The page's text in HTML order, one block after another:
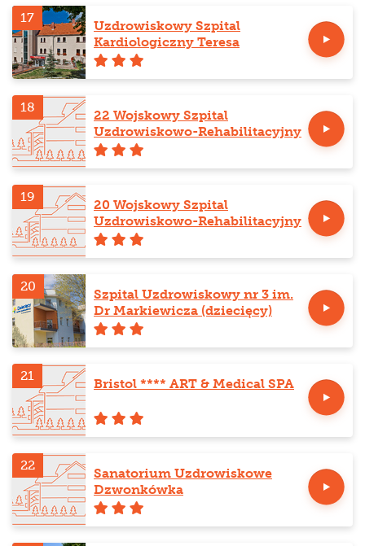
17
Uzdrowiskowy Szpital
Kardiologiczny Teresa
18
22 Wojskowy Szpital
Uzdrowiskowo-Rehabilitacyjny
19
20 Wojskowy Szpital
Uzdrowiskowo-Rehabilitacyjny
20
Szpital Uzdrowiskowy nr 3 im.
Dr Markiewicza (dziecięcy)
21
Bristol **** ART & Medical SPA
22
Sanatorium Uzdrowiskowe
Dzwonkówka